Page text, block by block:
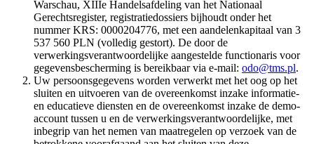
Warschau, XIIIe Handelsafdeling van het Nationaal
Gerechtsregister, registratiedossiers bijhoudt onder het
nummer KRS: 0000204776, met een aandelenkapitaal van 3
537 560 PLN (volledig gestort). De door de
verwerkingsverantwoordelijke aangestelde functionaris voor
gegevensbescherming is bereikbaar via e-mail: odo@tms.pl.
Uw persoonsgegevens worden verwerkt met het oog op het
sluiten en uitvoeren van de overeenkomst inzake informatie-
en educatieve diensten en de overeenkomst inzake de demo-
account tussen u en de verwerkingsverantwoordelijke, met
inbegrip van het nemen van maatregelen op verzoek van de